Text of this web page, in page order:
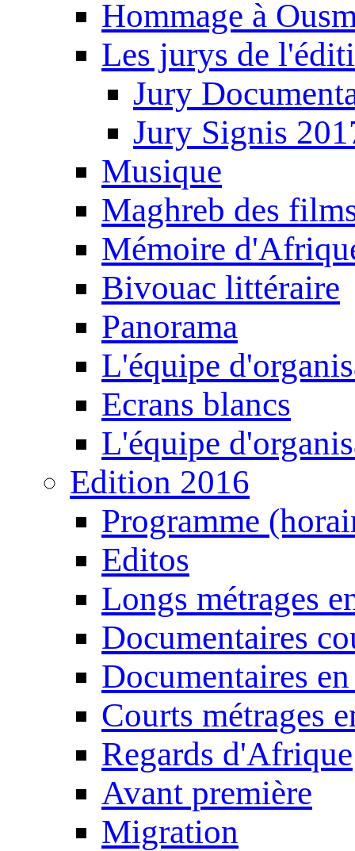
Hommage à
Les jurys de
Jury
Jury Signis
Musique
Maghreb des
Mémoire
Bivouac littéraire
Panorama
L'équipe
Ecrans blancs
L'équipe
Edition 2016
Programme
Editos
Longs métrages
Documentaires
Documentaires
Courts métrages
Regards d'Afrique
Avant première
Migration